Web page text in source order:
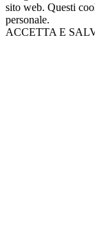
sito web. Questi
personale.
ACCETTA E